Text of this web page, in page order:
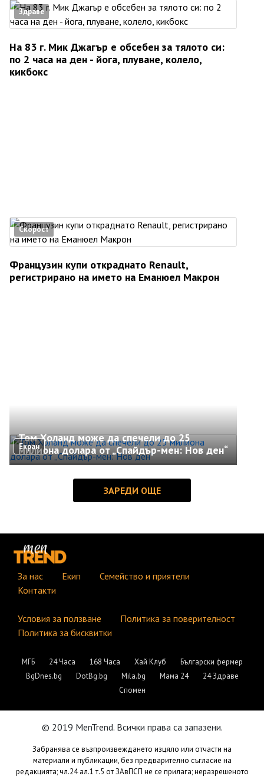
Здраве
На 83 г. Мик Джагър е обсебен за тялото си:
по 2 часа на ден - йога, плуване, колело,
кикбокс
Скорост
Французин купи откраднато Renault,
регистрирано на името на Еманюел Макрон
Екран
Том Холанд може да спечели до 25
милиона долара от „Спайдър-мен: Нов ден“
За нас Екип
Семейство и приятели
Контакти
Условия за ползване
Политика за поверителност
Политика за бисквитки
МГБ 24 Часа 168 Часа Хай Клуб
Български фермер
BgDnes.bg
DotBg.bg Mila.bg Мама 24
24 Здраве
Спомен
© 2019 MenTrend. Всички права са запазени.
Забранява се възпроизвеждането изцяло или отчасти на
материали и публикации, без предварително съгласие на
редакцията; чл.24 ал.1 т.5 от ЗАвПСП не се прилага; неразрешеното